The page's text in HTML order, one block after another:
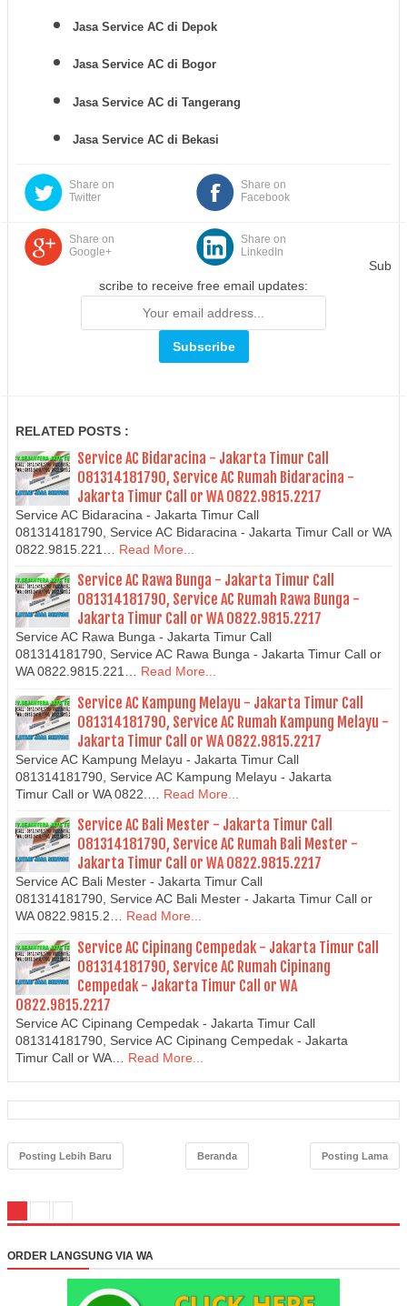
Jasa Service AC di Depok
Jasa Service AC di Bogor
Jasa Service AC di Tangerang
Jasa Service AC di Bekasi
Share on
Facebook
Share on
Twitter
Share on
Google+
Share on
LinkedIn
Sub
scribe to receive free email updates:
RELATED POSTS :
Service AC Bidaracina - Jakarta Timur Call
081314181790, Service AC Rumah Bidaracina -
Jakarta Timur Call or WA 0822.9815.2217
Service AC Bidaracina - Jakarta Timur Call
081314181790, Service AC Bidaracina - Jakarta Timur Call or WA
0822.9815.221…
Read More...
Service AC Rawa Bunga - Jakarta Timur Call
081314181790, Service AC Rumah Rawa Bunga -
Jakarta Timur Call or WA 0822.9815.2217
Service AC Rawa Bunga - Jakarta Timur Call
081314181790, Service AC Rawa Bunga - Jakarta Timur Call or
WA 0822.9815.221…
Read More...
Service AC Kampung Melayu - Jakarta Timur Call
081314181790, Service AC Rumah Kampung Melayu -
Jakarta Timur Call or WA 0822.9815.2217
Service AC Kampung Melayu - Jakarta Timur Call
081314181790, Service AC Kampung Melayu - Jakarta
Timur Call or WA 0822.…
Read More...
Service AC Bali Mester - Jakarta Timur Call
081314181790, Service AC Rumah Bali Mester -
Jakarta Timur Call or WA 0822.9815.2217
Service AC Bali Mester - Jakarta Timur Call
081314181790, Service AC Bali Mester - Jakarta Timur Call or
WA 0822.9815.2…
Read More...
Service AC Cipinang Cempedak - Jakarta Timur Call
081314181790, Service AC Rumah Cipinang
Cempedak - Jakarta Timur Call or WA
0822.9815.2217
Service AC Cipinang Cempedak - Jakarta Timur Call
081314181790, Service AC Cipinang Cempedak - Jakarta
Timur Call or WA…
Read More...
Posting Lebih Baru Posting Lama
Beranda
ORDER LANGSUNG VIA WA